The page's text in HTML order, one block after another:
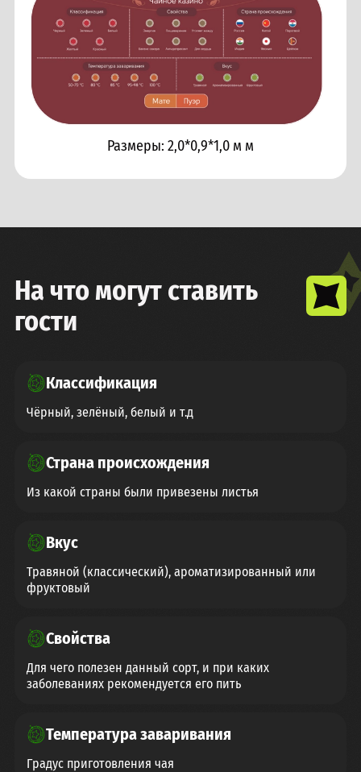
Размеры: 2,0*0,9*1,0 м м
На что могут ставить
гости
Классификация
Чёрный, зелёный, белый и т.д
Страна происхождения
Из какой страны были привезены листья
Вкус
Травяной (классический), ароматизированный или
фруктовый
Свойства
Для чего полезен данный сорт, и при каких
заболеваниях рекомендуется его пить
Температура заваривания
Градус приготовления чая